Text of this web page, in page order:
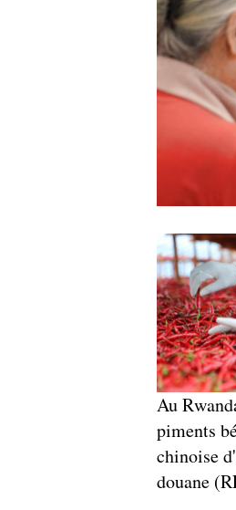
Au
piments
chinoise
douane